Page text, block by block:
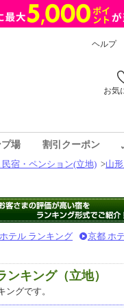
ヘルプ
お気
場 割引クーポン
民宿・ペンション(立地) >山
テル ランキング 京都 ホ
キング（立地）
ングです。